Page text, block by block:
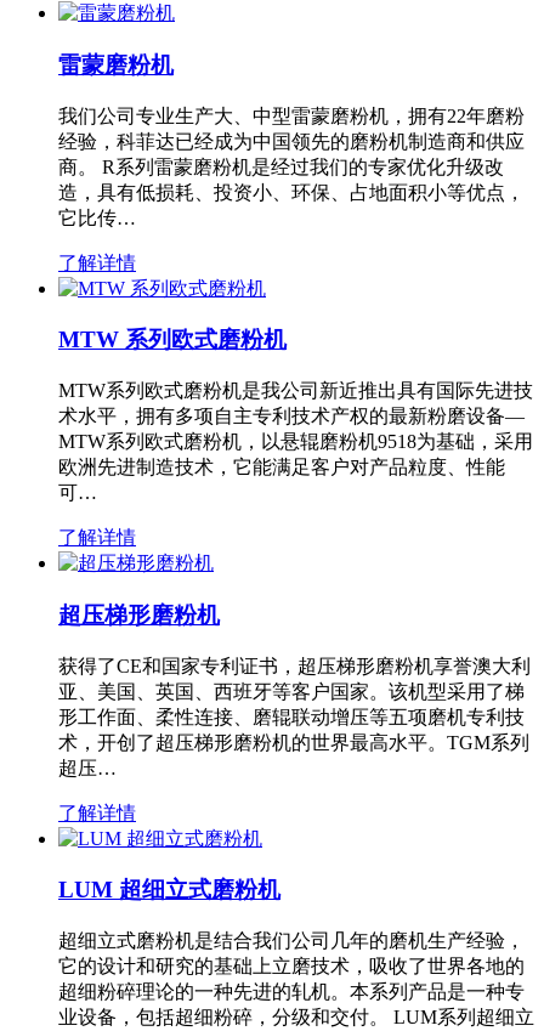
雷蒙磨粉机
我们公司专业生产大、中型雷蒙磨粉机，拥有22年磨粉
经验，科菲达已经成为中国领先的磨粉机制造商和供应
商。 R系列雷蒙磨粉机是经过我们的专家优化升级改
造，具有低损耗、投资小、环保、占地面积小等优点，
它比传…
了解详情
MTW 系列欧式磨粉机
MTW系列欧式磨粉机是我公司新近推出具有国际先进技
术水平，拥有多项自主专利技术产权的最新粉磨设备—
MTW系列欧式磨粉机，以悬辊磨粉机9518为基础，采用
欧洲先进制造技术，它能满足客户对产品粒度、性能
可…
了解详情
超压梯形磨粉机
获得了CE和国家专利证书，超压梯形磨粉机享誉澳大利
亚、美国、英国、西班牙等客户国家。该机型采用了梯
形工作面、柔性连接、磨辊联动增压等五项磨机专利技
术，开创了超压梯形磨粉机的世界最高水平。TGM系列
超压…
了解详情
LUM 超细立式磨粉机
超细立式磨粉机是结合我们公司几年的磨机生产经验，
它的设计和研究的基础上立磨技术，吸收了世界各地的
超细粉碎理论的一种先进的轧机。本系列产品是一种专
业设备，包括超细粉碎，分级和交付。 LUM系列超细立